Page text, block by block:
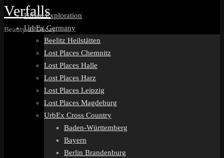
Verfalls
Beauty in Decay
Urban Exploration
UrbEx Germany
Beelitz Heilstätten
Lost Places Chemnitz
Lost Places Halle
Lost Places Harz
Lost Places Leipzig
Lost Places Magdeburg
UrbEx Cross Country
Baden-Württemberg
Bayern
Berlin Brandenburg